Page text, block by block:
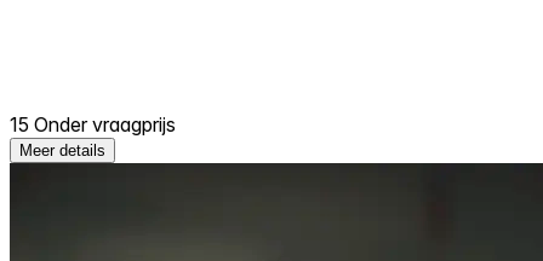
15 Onder vraagprijs
Meer details